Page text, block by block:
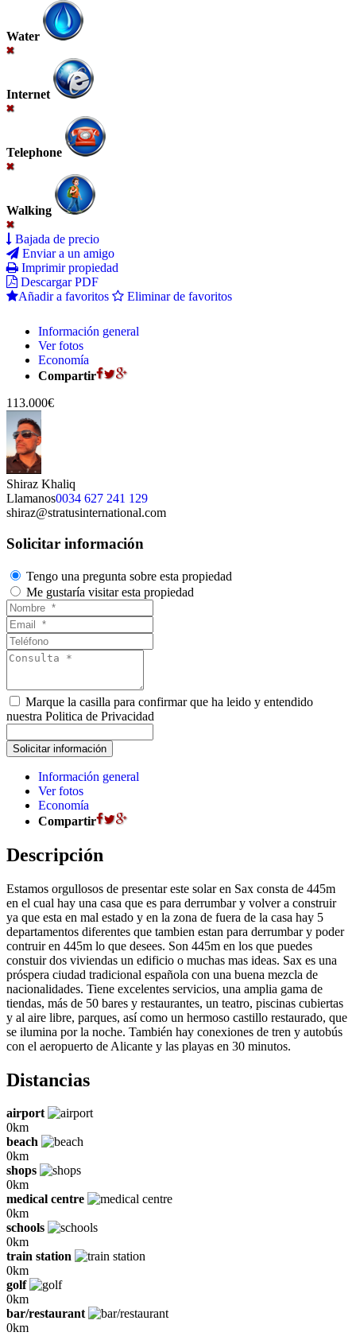
Water
Internet
Telephone
Walking
Bajada de precio
Enviar a un amigo
Imprimir propiedad
Descargar PDF
Añadir a favoritos
Eliminar de favoritos
Información general
Ver fotos
Economía
Compartir
113.000€
Shiraz Khaliq
Llamanos0034 627 241 129
shiraz@stratusinternational.com
Solicitar información
Tengo una pregunta sobre esta propiedad
Me gustaría visitar esta propiedad
Marque la casilla para confirmar que ha leido y entendido
nuestra Politica de Privacidad
Información general
Ver fotos
Economía
Compartir
Descripción
Estamos orgullosos de presentar este solar en Sax consta de 445m
en el cual hay una casa que es para derrumbar y volver a construir
ya que esta en mal estado y en la zona de fuera de la casa hay 5
departamentos diferentes que tambien estan para derrumbar y poder
contruir en 445m lo que desees. Son 445m en los que puedes
constuir dos viviendas un edificio o muchas mas ideas. Sax es una
próspera ciudad tradicional española con una buena mezcla de
nacionalidades. Tiene excelentes servicios, una amplia gama de
tiendas, más de 50 bares y restaurantes, un teatro, piscinas cubiertas
y al aire libre, parques, así como un hermoso castillo restaurado, que
se ilumina por la noche. También hay conexiones de tren y autobús
con el aeropuerto de Alicante y las playas en 30 minutos.
Distancias
airport
0km
beach
0km
shops
0km
medical centre
0km
schools
0km
train station
0km
golf
0km
bar/restaurant
0km